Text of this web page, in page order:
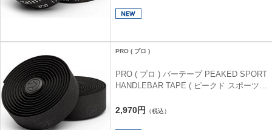
PRO ( プロ )
PRO ( プロ ) バーテープ PEAKED SPORT
HANDLEBAR TAPE ( ピークド スポーツ
2,970円 （税込）